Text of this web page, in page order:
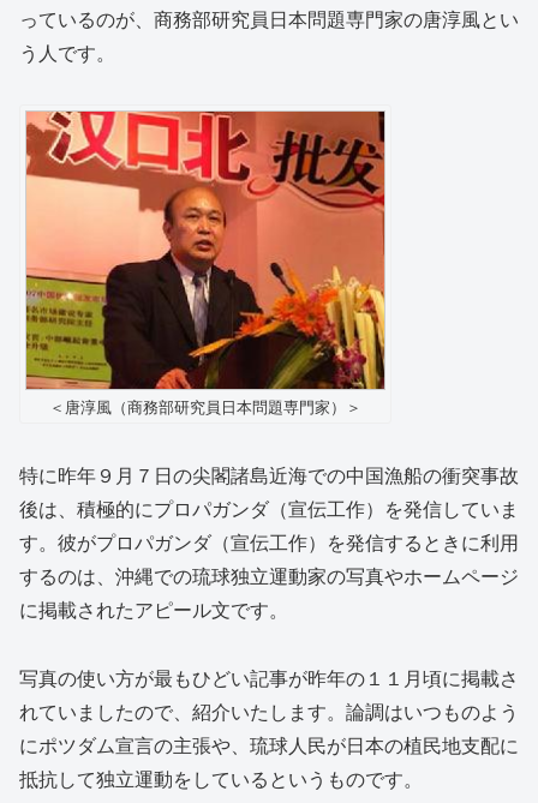
っているのが、商務部研究員日本問題専門家の唐淳風とい
う人です。
＜唐淳風（商務部研究員日本問題専門家）＞
特に昨年９月７日の尖閣諸島近海での中国漁船の衝突事故
後は、積極的にプロパガンダ（宣伝工作）を発信していま
す。彼がプロパガンダ（宣伝工作）を発信するときに利用
するのは、沖縄での琉球独立運動家の写真やホームページ
に掲載されたアピール文です。
写真の使い方が最もひどい記事が昨年の１１月頃に掲載さ
れていましたので、紹介いたします。論調はいつものよう
にポツダム宣言の主張や、琉球人民が日本の植民地支配に
抵抗して独立運動をしているというものです。